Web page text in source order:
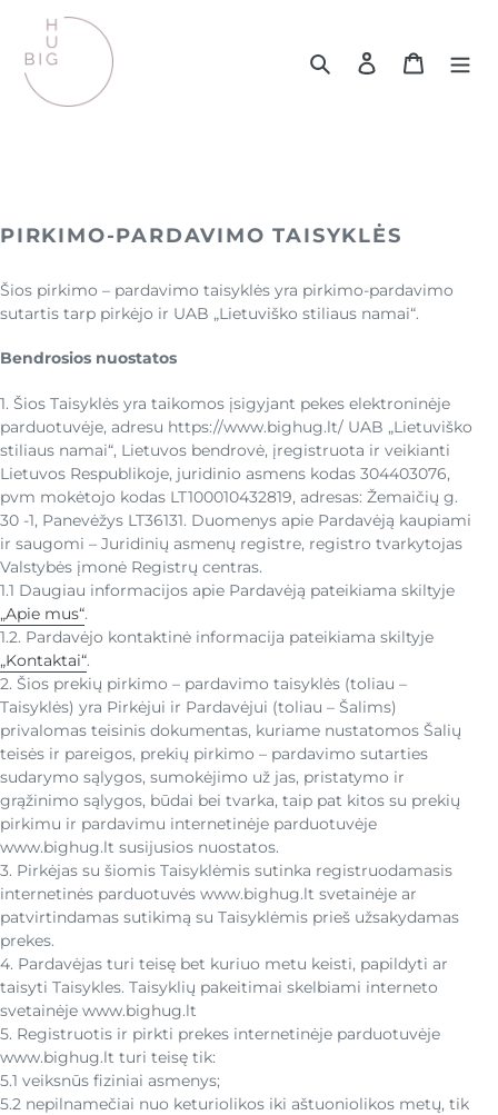
turinį
Ieškoti PrisijungtiKrepšelis
PIRKIMO-PARDAVIMO TAISYKLĖS
Šios pirkimo – pardavimo taisyklės yra pirkimo-pardavimo
sutartis tarp pirkėjo ir UAB „Lietuviško stiliaus namai“.
Bendrosios nuostatos
1. Šios Taisyklės yra taikomos įsigyjant pekes elektroninėje
parduotuvėje, adresu https://www.bighug.lt/ UAB „Lietuviško
stiliaus namai“, Lietuvos bendrovė, įregistruota ir veikianti
Lietuvos Respublikoje, juridinio asmens kodas 304403076,
pvm mokėtojo kodas LT100010432819, adresas: Žemaičių g.
30 -1, Panevėžys LT36131. Duomenys apie Pardavėją kaupiami
ir saugomi – Juridinių asmenų registre, registro tvarkytojas
Valstybės įmonė Registrų centras.
1.1 Daugiau informacijos apie Pardavėją pateikiama skiltyje
„Apie mus“.
1.2. Pardavėjo kontaktinė informacija pateikiama skiltyje
„Kontaktai“.
2. Šios prekių pirkimo – pardavimo taisyklės (toliau –
Taisyklės) yra Pirkėjui ir Pardavėjui (toliau – Šalims)
privalomas teisinis dokumentas, kuriame nustatomos Šalių
teisės ir pareigos, prekių pirkimo – pardavimo sutarties
sudarymo sąlygos, sumokėjimo už jas, pristatymo ir
grąžinimo sąlygos, būdai bei tvarka, taip pat kitos su prekių
pirkimu ir pardavimu internetinėje parduotuvėje
www.bighug.lt susijusios nuostatos.
3. Pirkėjas su šiomis Taisyklėmis sutinka registruodamasis
internetinės parduotuvės www.bighug.lt svetainėje ar
patvirtindamas sutikimą su Taisyklėmis prieš užsakydamas
prekes.
4. Pardavėjas turi teisę bet kuriuo metu keisti, papildyti ar
taisyti Taisykles. Taisyklių pakeitimai skelbiami interneto
svetainėje www.bighug.lt
5. Registruotis ir pirkti prekes internetinėje parduotuvėje
www.bighug.lt turi teisę tik:
5.1 veiksnūs fiziniai asmenys;
5.2 nepilnamečiai nuo keturiolikos iki aštuoniolikos metų, tik